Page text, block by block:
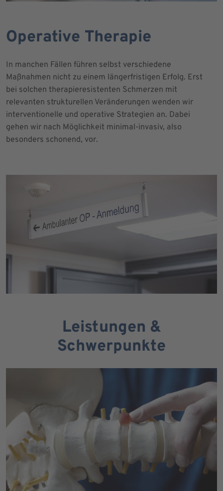
Operative Therapie
In manchen Fällen führen selbst verschiedene
Maßnahmen nicht zu einem längerfristigen Erfolg. Erst
bei solchen therapieresistenten Schmerzen mit
relevanten strukturellen Veränderungen wenden wir
interventionelle und operative Strategien an. Dabei
gehen wir nach Möglichkeit minimal-invasiv, also
besonders schonend, vor.
Leistungen &
Schwerpunkte